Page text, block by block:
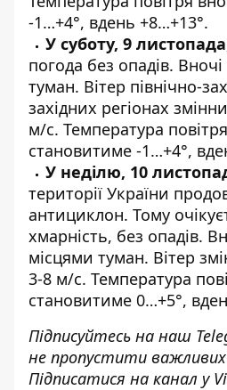
-1…+4°, вдень +8…+13°.
У суботу, 9 листопада
погода без опадів.
туман. Вітер північно-
західних регіонах
м/с. Температура
становитиме -1…+4°,
У неділю, 10
території України
антициклон. Тому
хмарність, без опадів.
місцями туман. Вітер
3-8 м/с. Температура
становитиме 0…+5°,
Підписуйтесь на наш
не пропустити
Підписатися на канал у